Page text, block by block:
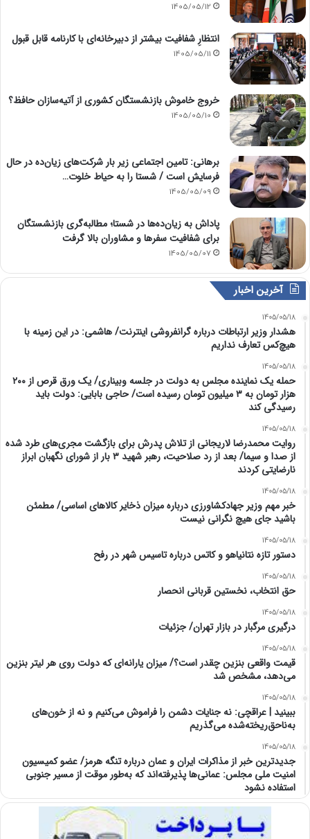
1405/05/12
انتظارِ شفافیت بیشتر از دبیرخانه‌ای با کارنامه قابل قبول
1405/05/11
خروج خاموش بازنشستگان کشوری از آتیه‌سازان حافظ؟
1405/05/10
برهانی: تامین اجتماعی زیر بار شرکت‌های زیان‌ده در حال
فرسایش است / شستا را به حیاط خلوت…
1405/05/09
پاداش به زیان‌ده‌ها در شستا؛ مطالبه‌گری بازنشستگان
برای شفافیت سفرها و مشاوران بالا گرفت
1405/05/07
آخرین اخبار
1405/05/18
هشدار وزیر ارتباطات درباره گرانفروشی اینترنت/ هاشمی: در این زمینه با
هیچ‌کس تعارف نداریم
1405/05/18
حمله یک نماینده مجلس به دولت در جلسه وبیناری/ یک ورق قرص از ۲۰۰
هزار تومان به ۳ میلیون تومان رسیده است/ حاجی بابایی: دولت باید
رسیدگی کند
1405/05/18
روایت محمدرضا لاریجانی از تلاش پدرش برای بازگشت مجری‌های طرد شده
از صدا و سیما/ بعد از رد صلاحیت، رهبر شهید ۳ بار از شورای نگهبان ابراز
نارضایتی کردند
1405/05/18
خبر مهم وزیر جهادکشاورزی درباره میزان ذخایر کالاهای اساسی/ مطمئن
باشید جای هیچ نگرانی نیست
1405/05/18
دستور تازه نتانیاهو و کاتس درباره تاسیس شهر در رفح
1405/05/18
حق انتخاب، نخستین قربانی انحصار
1405/05/18
درگیری مرگبار در بازار تهران/ جزئیات
1405/05/18
قیمت واقعی بنزین چقدر است؟/ میزان یارانه‌ای که دولت روی هر لیتر بنزین
می‌دهد، مشخص شد
1405/05/18
ببینید | عراقچی: نه جنایات دشمن را فراموش می‌کنیم و نه از خون‌های
به‌ناحق‌ریخته‌شده می‌گذریم
1405/05/18
جدیدترین خبر از مذاکرات ایران و عمان درباره تنگه هرمز/ عضو کمیسیون
امنیت ملی مجلس: عمانی‌ها پذیرفته‌اند که به‌طور موقت از مسیر جنوبی
استفاده نشود